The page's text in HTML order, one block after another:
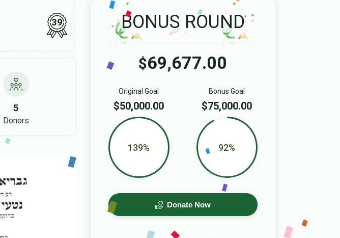
39
5
Donors
BONUS ROUND
$69,677.00
Bonus Goal
$75,000.00
92%
Original Goal
$50,000.00
139%
Donate Now